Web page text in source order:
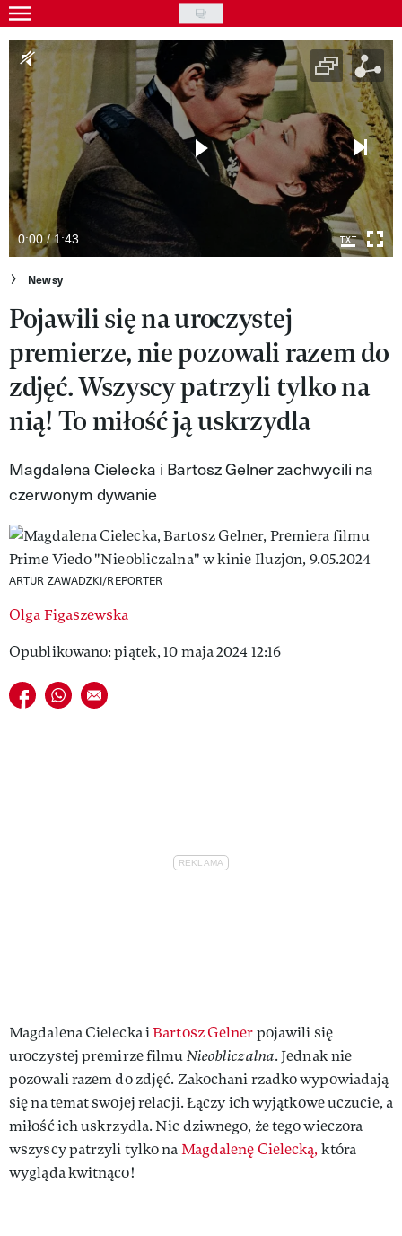
Skip
to
main
content
Gwiazdy
Ludzie
Moda
Uroda
Styl życia
Kultura
Wideo
Nasze akcje
VIVA!ART
VIVA!MODA
VIVA!LIFESTYLE
VIVA!MAN
VIVA!PEOPLE POWER
VIVA!ITAKA
MAGAZYN VIVA!
0:00 / 1:43
Newsy
Pojawili się na uroczystej
premierze, nie pozowali razem do
zdjęć. Wszyscy patrzyli tylko na
nią! To miłość ją uskrzydla
Magdalena Cielecka i Bartosz Gelner zachwycili na
czerwonym dywanie
ARTUR ZAWADZKI/REPORTER
Olga Figaszewska
Opublikowano: piątek, 10 maja 2024 12:16
Udostępnij na facebook
Udostępnij na whatsapp
E-mail do przyjaciela
Magdalena Cielecka iBartosz Gelnerpojawili się
uroczystej premirze filmuNieobliczalna. Jednak nie
pozowali razem do zdjęć. Zakochani rzadko wypowiadają
się na temat swojej relacji. Łączy ich wyjątkowe uczucie, a
miłość ich uskrzydla. Nic dziwnego, że tego wieczora
wszyscy patrzyli tylko naMagdalenę Cielecką, która
wygląda kwitnąco!